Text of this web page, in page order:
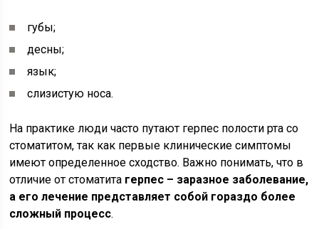
губы;
десны;
язык;
слизистую носа.
На практике люди часто путают герпес полости рта со
стоматитом, так как первые клинические симптомы
имеют определенное сходство. Важно понимать, что в
отличие от стоматита герпес – заразное заболевание,
а его лечение представляет собой гораздо более
сложный процесс.